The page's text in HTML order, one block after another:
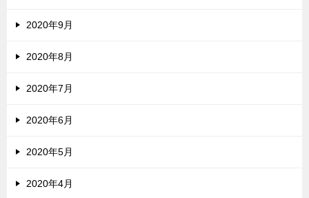
2020年9月
2020年8月
2020年7月
2020年6月
2020年5月
2020年4月